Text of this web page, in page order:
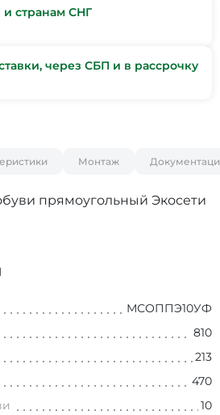
и странам СНГ
через СБП и в рассрочку
Монтаж
прямоугольный Экосети
МСОППЭ10УФ
810
213
470
10